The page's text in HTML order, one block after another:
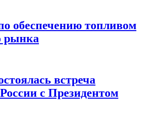
обеспечению топливом
рынка
встреча
с Президентом